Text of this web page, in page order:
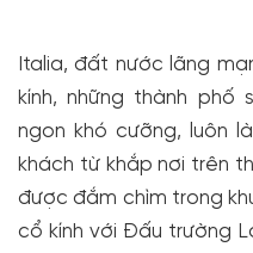
Italia, đất nước lãng
kính, những thành phố
ngon khó cưỡng, luôn
khách từ khắp nơi trên
được đắm chìm trong
cổ kính với Đấu trường